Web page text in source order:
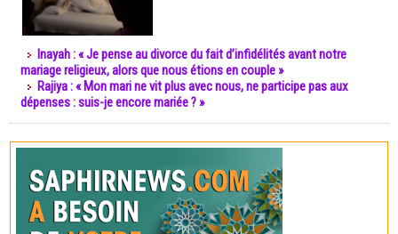
Inayah : « Je pense au divorce du fait d’infidélités avant notre
mariage religieux, alors que nous étions en couple »
Rajiya : « Mon mari ne vit plus avec nous, ne participe pas aux
dépenses : suis-je encore mariée ? »